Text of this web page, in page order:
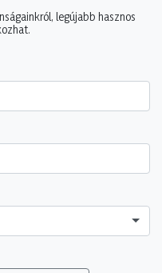
legújabb hasznos